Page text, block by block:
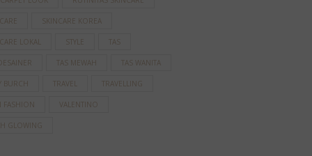
SKINCARE KOREA
LOKAL STYLE TAS
TAS MEWAH TAS WANITA
BURCH TRAVEL TRAVELLING
FASHION VALENTINO
GLOWING